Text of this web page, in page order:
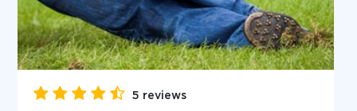
5 reviews